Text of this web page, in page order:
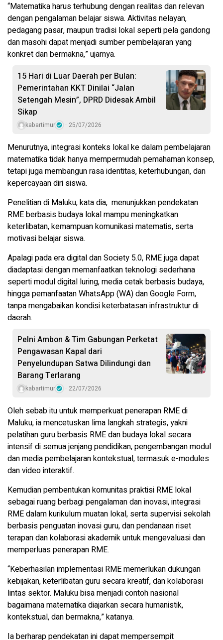
“Matematika harus terhubung dengan realitas dan relevan
dengan pengalaman belajar siswa. Aktivitas nelayan,
pedagang pasar, maupun tradisi lokal seperti pela gandong
dan masohi dapat menjadi sumber pembelajaran yang
konkret dan bermakna,” ujarnya.
15 Hari di Luar Daerah per Bulan:
Pemerintahan KKT Dinilai “Jalan
Setengah Mesin”, DPRD Didesak Ambil
Sikap
kabartimur 25/07/2026
Menurutnya, integrasi konteks lokal ke dalam pembelajaran
matematika tidak hanya mempermudah pemahaman konsep,
tetapi juga membangun rasa identitas, keterhubungan, dan
kepercayaan diri siswa.
Penelitian di Maluku, kata dia, menunjukkan pendekatan
RME berbasis budaya lokal mampu meningkatkan
keterlibatan, kemampuan komunikasi matematis, serta
motivasi belajar siswa.
Apalagi pada era digital dan Society 5.0, RME juga dapat
diadaptasi dengan memanfaatkan teknologi sederhana
seperti modul digital luring, media cetak berbasis budaya,
hingga pemanfaatan WhatsApp (WA) dan Google Form,
tanpa mengabaikan kondisi keterbatasan infrastruktur di
daerah.
Pelni Ambon & Tim Gabungan Perketat
Pengawasan Kapal dari
Penyelundupan Satwa Dilindungi dan
Barang Terlarang
kabartimur 22/07/2026
Oleh sebab itu untuk memperkuat penerapan RME di
Maluku, ia mencetuskan lima langkah strategis, yakni
pelatihan guru berbasis RME dan budaya lokal secara
intensif di semua jenjang pendidikan, pengembangan modul
dan media pembelajaran kontekstual, termasuk e-modules
dan video interaktif.
Kemudian pembentukan komunitas praktisi RME lokal
sebagai ruang berbagi pengalaman dan inovasi, integrasi
RME dalam kurikulum muatan lokal, serta supervisi sekolah
berbasis penguatan inovasi guru, dan pendanaan riset
terapan dan kolaborasi akademik untuk mengevaluasi dan
memperluas penerapan RME.
“Keberhasilan implementasi RME memerlukan dukungan
kebijakan, keterlibatan guru secara kreatif, dan kolaborasi
lintas sektor. Maluku bisa menjadi contoh nasional
bagaimana matematika diajarkan secara humanistik,
kontekstual, dan bermakna,” katanya.
Ia berharap pendekatan ini dapat mempersempit